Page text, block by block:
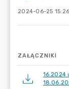
2024-06-25 15:26
ZAŁĄCZNIKI
16.2024